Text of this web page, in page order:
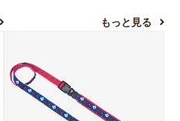
もっと見る